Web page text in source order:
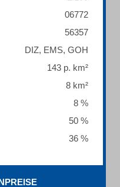
06772
56357
DIZ, EMS, GOH
143 p. km²
8 km²
8 %
50 %
36 %